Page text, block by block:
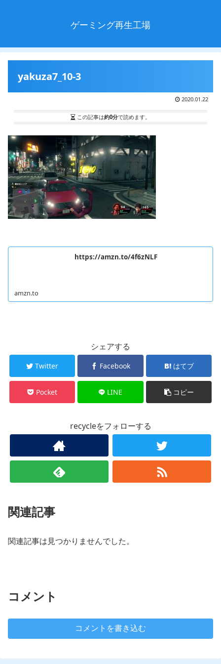
ゲーミング再生工場
yakuza7_10-3
2020.01.22
この記事は約0分で読めます。
https://amzn.to/4f6zNLF
amzn.to
シェアする
Twitter Facebook はてブ
Pocket LINE コピー
recycleをフォローする
関連記事
関連記事は見つかりませんでした。
コメント
コメントを書き込む